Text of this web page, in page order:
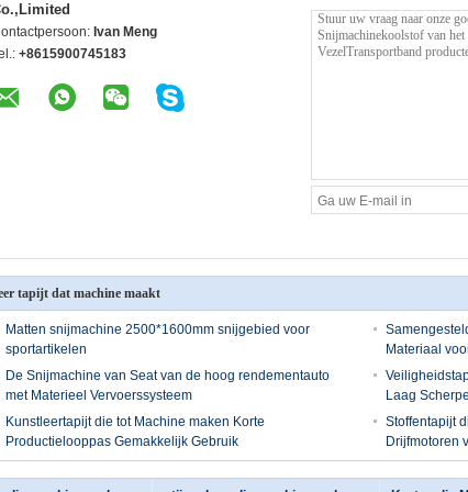
Ivan Meng
+8615900745183
tapijt dat machine maakt
Matten snijmachine 2500*1600mm snijgebied voor
sportartikelen
Materiaal
De Snijmachine van Seat van de hoog rendementauto
met Materieel Vervoerssysteem
Laag
Kunstleertapijt die tot Machine maken Korte
Productielooppas Gemakkelijk Gebruik
Stoffentapijt
Drijfmotoren